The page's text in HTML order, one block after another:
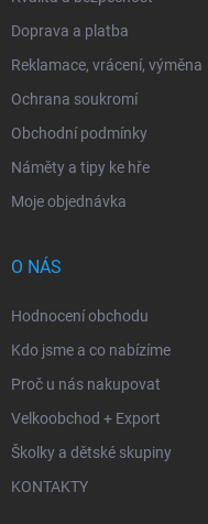
Doprava a platba
Reklamace, vrácení, výměna
Ochrana soukromí
Obchodní podmínky
Náměty a tipy ke hře
Moje objednávka
O NÁS
Hodnocení obchodu
Kdo jsme a co nabízíme
Proč u nás nakupovat
Velkoobchod + Export
Školky a dětské skupiny
KONTAKTY